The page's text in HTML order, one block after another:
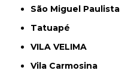
São Miguel Paulista
Tatuapé
VILA VELIMA
Vila Carmosina